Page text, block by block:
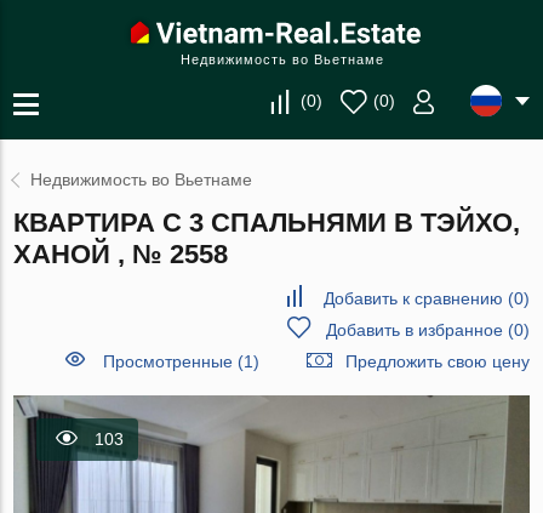
Недвижимость во Вьетнаме
(0) (0)
Недвижимость во Вьетнаме
КВАРТИРА С 3 СПАЛЬНЯМИ В ТЭЙХО,
ХАНОЙ , № 2558
Добавить к сравнению (0)
Добавить в избранное(0)
Просмотренные (1)
Предложить свою цену
103